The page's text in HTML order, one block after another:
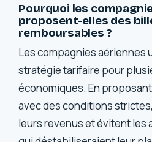
Pourquoi les
proposent-elles des
remboursables ?
Les compagnies aériennes
stratégie tarifaire pour
économiques. En
avec des conditions
leurs revenus et évitent les